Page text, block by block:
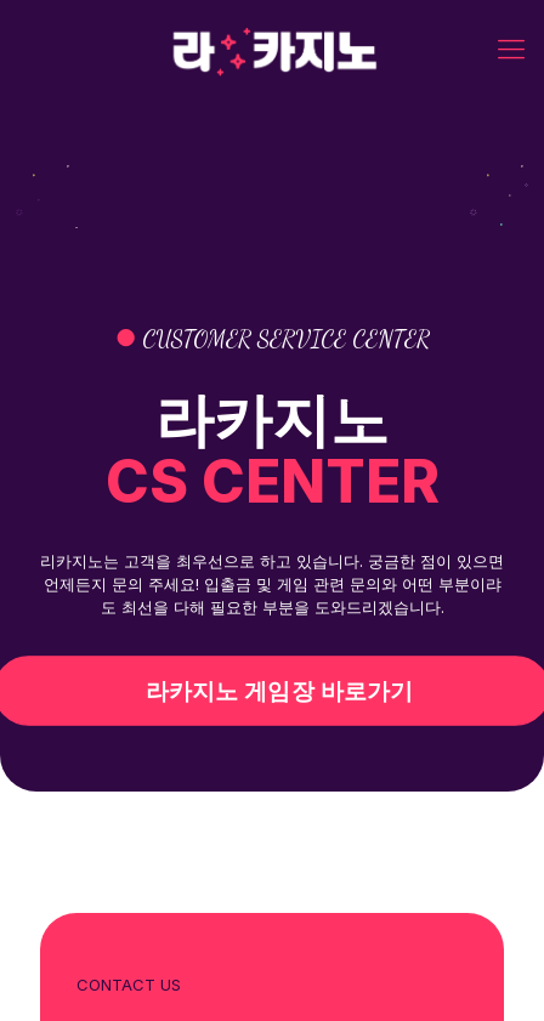
● CUSTOMER SERVICE CENTER
라카지노
CS CENTER
리카지노는 고객을 최우선으로 하고 있습니다. 궁금한 점이 있으면
언제든지 문의 주세요! 입출금 및 게임 관련 문의와 어떤 부분이랴
도 최선을 다해 필요한 부분을 도와드리겠습니다.
라카지노 게임장 바로가기
CONTACT US